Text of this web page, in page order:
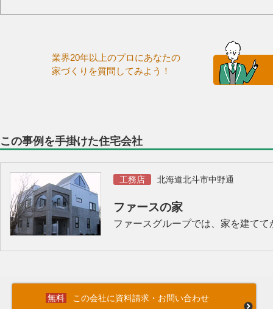
業界20年以上のプロにあなたの
家づくりを質問してみよう！
この事例を手掛けた住宅会社
工務店 北海道北斗市中野通
ファースの家
ファースグループでは、家を建て
この会社に資料請求・お問い合わせ